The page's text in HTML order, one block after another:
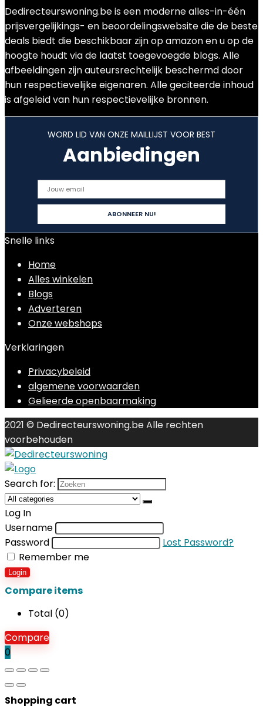
Dedirecteurswoning.be is een moderne alles-in-één
prijsvergelijkings- en beoordelingswebsite die de beste
deals biedt die beschikbaar zijn op amazon en u op de
hoogte houdt via de laatst toegevoegde blogs. Alle
afbeeldingen zijn auteursrechtelijk beschermd door
hun respectievelijke eigenaren. Alle geciteerde inhoud
is afgeleid van hun respectievelijke bronnen.
WORD LID VAN ONZE MAILLIJST VOOR BEST
Aanbiedingen
Snelle links
Home
Alles winkelen
Blogs
Adverteren
Onze webshops
Verklaringen
Privacybeleid
algemene voorwaarden
Gelieerde openbaarmaking
2021 © Dedirecteurswoning.be Alle rechten
voorbehouden
Search for:
Log In
Username
Password
Lost Password?
Remember me
Login
Compare items
Total (0)
Compare
0
Shopping cart